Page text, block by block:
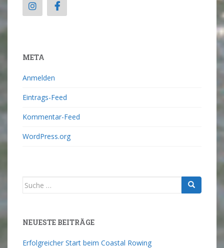
META
Anmelden
Eintrags-Feed
Kommentar-Feed
WordPress.org
NEUESTE BEITRÄGE
Erfolgreicher Start beim Coastal Rowing